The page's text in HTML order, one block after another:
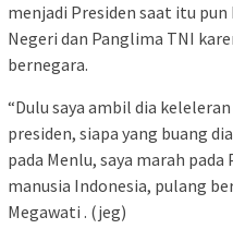
menjadi Presiden saat itu
Negeri dan Panglima TNI
bernegara.
“Dulu saya ambil dia
presiden, siapa yang buang
pada Menlu, saya marah
manusia Indonesia, pulang
Megawati . (jeg)